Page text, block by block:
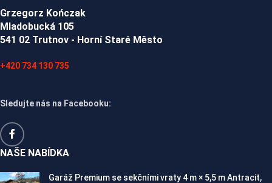
Grzegorz Kończak
Mladobucká 105
541 02 Trutnov - Horní Staré Město
+420 734 130 735
Sledujte nás na Facebooku:
NAŠE NABÍDKA
Garáž Premium se sekčními vraty 4 m × 5,5 m Antracit,